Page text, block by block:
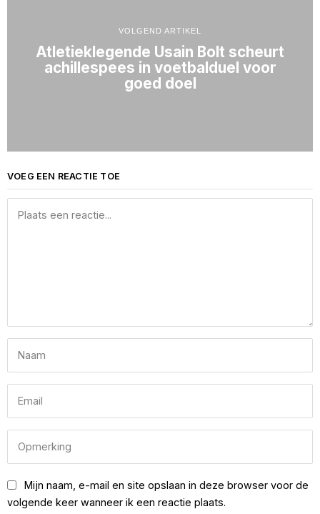
VOLGEND ARTIKEL
Atletieklegende Usain Bolt scheurt
achillespees in voetbalduel voor
goed doel
VOEG EEN REACTIE TOE
Mijn naam, e-mail en site opslaan in deze browser voor de
volgende keer wanneer ik een reactie plaats.